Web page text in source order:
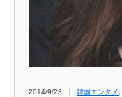
2014/9/23 韓国エンタメ